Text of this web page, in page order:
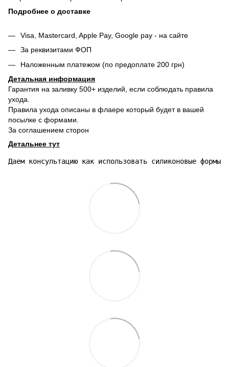
Подробнее о доставке
Visa, Mastercard, Apple Pay, Google pay - на сайте
За реквизитами ФОП
Наложенным платежом (по предоплате 200 грн)
Детальная информация
Гарантия на заливку 500+ изделий, если соблюдать правила
ухода.
Правила ухода описаны в флаере который будет в вашей
посылке с формами.
За соглашением сторон
Детальнее тут
Даем консультацию как использовать силиконовые формы